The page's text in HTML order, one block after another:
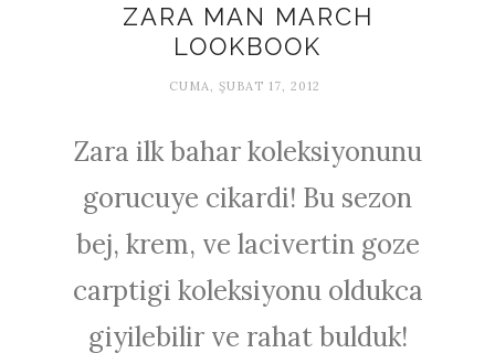
ZARA MAN MARCH
LOOKBOOK
CUMA, ŞUBAT 17, 2012
Zara ilk bahar koleksiyonunu
gorucuye cikardi! Bu sezon
bej, krem, ve lacivertin goze
carptigi koleksiyonu oldukca
giyilebilir ve rahat bulduk!